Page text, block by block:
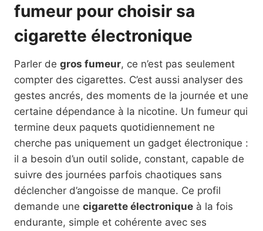
fumeur pour choisir sa
cigarette électronique
Parler de gros fumeur, ce n’est pas seulement
compter des cigarettes. C’est aussi analyser des
gestes ancrés, des moments de la journée et une
certaine dépendance à la nicotine. Un fumeur qui
termine deux paquets quotidiennement ne
cherche pas uniquement un gadget électronique :
il a besoin d’un outil solide, constant, capable de
suivre des journées parfois chaotiques sans
déclencher d’angoisse de manque. Ce profil
demande une cigarette électronique à la fois
endurante, simple et cohérente avec ses